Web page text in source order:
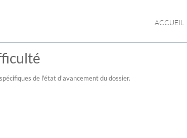
ACCUEIL
de l'état d'avancement du dossier.